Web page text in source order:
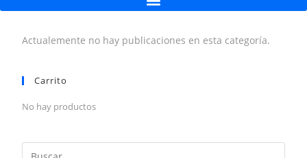
Actualemente no hay publicaciones en esta categoría.
Carrito
No hay productos